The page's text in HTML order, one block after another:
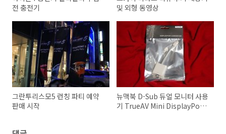
전 충전기
및 외형 동영상
그란투리스모5 런칭 파티 예약
판매 시작
뉴맥북 D-Sub 듀얼 모니터 사용
기 TrueAV Mini DisplayPort